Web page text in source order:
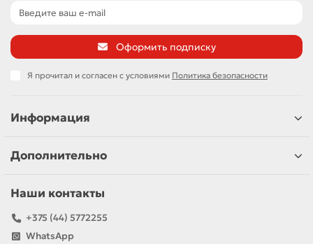
Оформить подписку
Я прочитал и согласен с условиями Политика безопасности
Информация
Дополнительно
Наши контакты
+375 (44) 5772255
WhatsApp